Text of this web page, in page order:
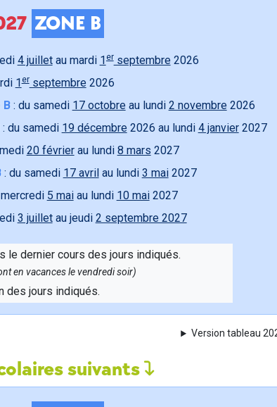
ZONE B
4 juilletau mardi 1 erseptembre 2026
1erseptembre 2026
B: du samedi 17 octobre au lundi 2 novembre 2026
: du samedi 19 décembre 2026 au lundi 4 janvier2027
20 févrierau lundi 8 mars 2027
: du samedi 17 avril au lundi 3 mai2027
5 maiau lundi 10 mai2027
3 juilletau jeudi 2 septembre 2027
le dernier cours des jours indiqués.
en vacances le vendredi soir)
des jours indiqués.
Version tableau
suivants